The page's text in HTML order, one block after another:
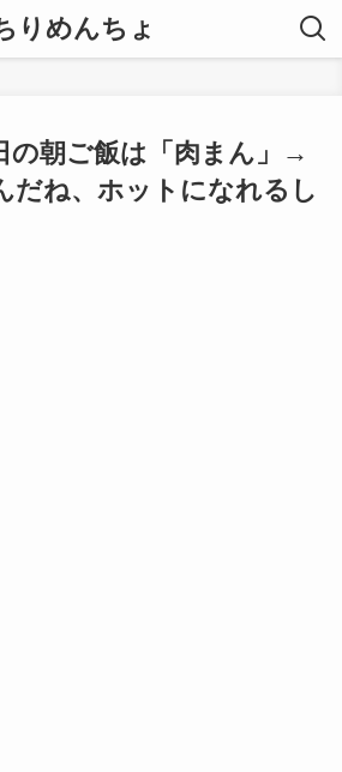
りめんちょ
朝ご飯は「肉まん」→
だね、ホットになれるし